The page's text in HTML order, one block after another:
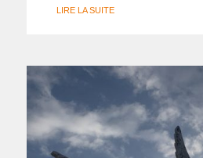
LIRE LA SUITE